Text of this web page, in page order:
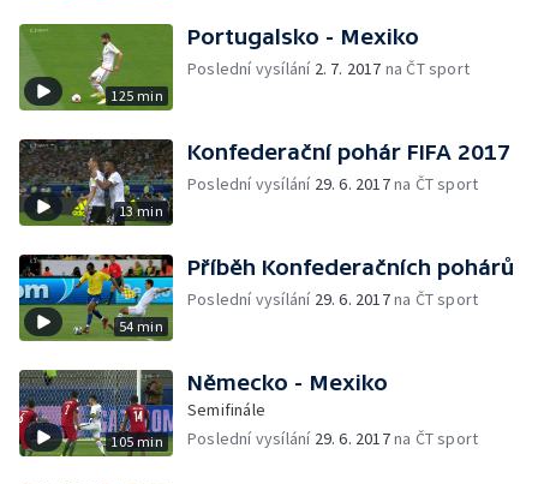
125 min
Portugalsko - Mexiko
Poslední vysílání 2. 7. 2017 na ČT sport
13 min
Konfederační pohár FIFA 2017
Poslední vysílání 29. 6. 2017na ČT sport
54 min
Příběh Konfederačních pohárů
Poslední vysílání 29. 6. 2017na ČT sport
105 min
Německo - Mexiko
Semifinále
Poslední vysílání 29. 6. 2017na ČT sport